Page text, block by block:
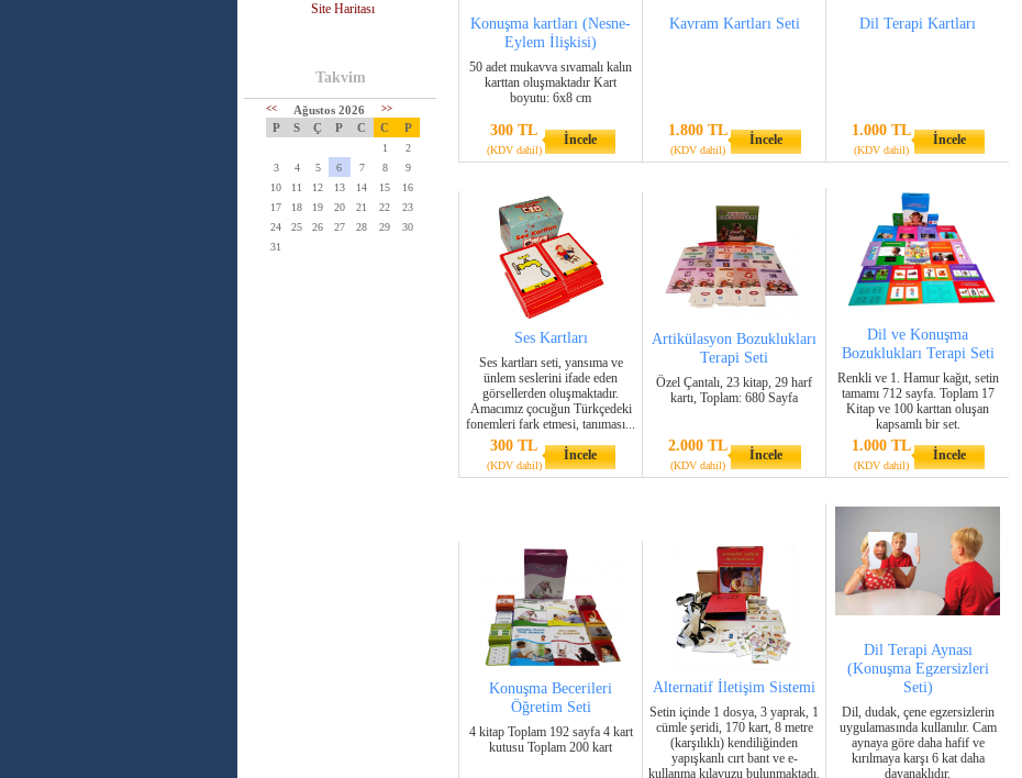
Site Haritası
Takvim
<< Ağustos 2026 >>
P S Ç P C C P
1
2
3
4 5 6 7 8
9
10
11 12 13 14 15
16
17
18 19 20 21 22
23
24
25 26 27 28 29
30
31
Konuşma kartları (Nesne-
Eylem İlişkisi)
50 adet mukavva sıvamalı kalın
karttan oluşmaktadır Kart
boyutu: 6x8 cm
300 TL
(KDV dahil)
İncele
Kavram Kartları Seti
1.800 TL
(KDV dahil)
İncele
Dil Terapi Kartları
1.000 TL
(KDV dahil)
İncele
Ses Kartları
Ses kartları seti, yansıma ve
ünlem seslerini ifade eden
görsellerden oluşmaktadır.
Amacımız çocuğun Türkçedeki
fonemleri fark etmesi, tanıması...
300 TL
(KDV dahil)
İncele
Artikülasyon Bozuklukları
Terapi Seti
Özel Çantalı, 23 kitap, 29 harf
kartı, Toplam: 680 Sayfa
2.000 TL
(KDV dahil)
İncele
Dil ve Konuşma
Bozuklukları Terapi Seti
Renkli ve 1. Hamur kağıt, setin
tamamı 712 sayfa. Toplam 17
Kitap ve 100 karttan oluşan
kapsamlı bir set.
1.000 TL
(KDV dahil)
İncele
Konuşma Becerileri
Öğretim Seti
4 kitap Toplam 192 sayfa 4 kart
kutusu Toplam 200 kart
Alternatif İletişim Sistemi
Setin içinde 1 dosya, 3 yaprak, 1
cümle şeridi, 170 kart, 8 metre
(karşılıklı) kendiliğinden
yapışkanlı cırt bant ve e-
kullanma kılavuzu bulunmaktadı.
Dil Terapi Aynası
(Konuşma Egzersizleri
Seti)
Dil, dudak, çene egzersizlerin
uygulamasında kullanılır. Cam
aynaya göre daha hafif ve
kırılmaya karşı 6 kat daha
dayanaklıdır.